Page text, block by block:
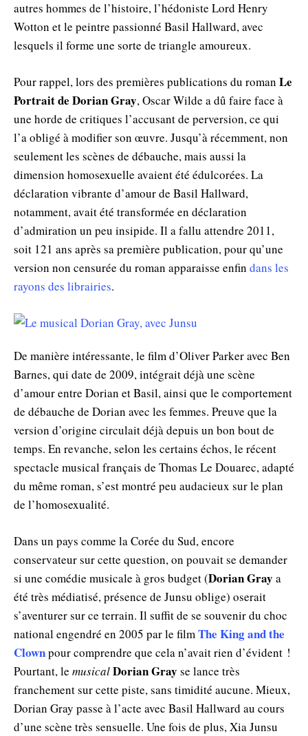
autres hommes de l’histoire, l’hédoniste Lord Henry
Wotton et le peintre passionné Basil Hallward, avec
lesquels il forme une sorte de triangle amoureux.
Pour rappel, lors des premières publications du roman Le
Portrait de Dorian Gray, Oscar Wilde a dû faire face à
une horde de critiques l’accusant de perversion, ce qui
l’a obligé à modifier son œuvre. Jusqu’à récemment, non
seulement les scènes de débauche, mais aussi la
dimension homosexuelle avaient été édulcorées. La
déclaration vibrante d’amour de Basil Hallward,
notamment, avait été transformée en déclaration
d’admiration un peu insipide. Il a fallu attendre 2011,
soit 121 ans après sa première publication, pour qu’une
version non censurée du roman apparaisse enfin dans les
rayons des librairies.
De manière intéressante, le film d’Oliver Parker avec Ben
Barnes, qui date de 2009, intégrait déjà une scène
d’amour entre Dorian et Basil, ainsi que le comportement
de débauche de Dorian avec les femmes. Preuve que la
version d’origine circulait déjà depuis un bon bout de
temps. En revanche, selon les certains échos, le récent
spectacle musical français de Thomas Le Douarec, adapté
du même roman, s’est montré peu audacieux sur le plan
de l’homosexualité.
Dans un pays comme la Corée du Sud, encore
conservateur sur cette question, on pouvait se demander
si une comédie musicale à gros budget (Dorian Gray a
été très médiatisé, présence de Junsu oblige) oserait
s’aventurer sur ce terrain. Il suffit de se souvenir du choc
national engendré en 2005 par le filmThe King and the
Clownpour comprendre que cela n’avait rien d’évident !
Pourtant, le musicalDorian Gray se lance très
franchement sur cette piste, sans timidité aucune. Mieux,
Dorian Gray passe à l’acte avec Basil Hallward au cours
d’une scène très sensuelle. Une fois de plus, Xia Junsu